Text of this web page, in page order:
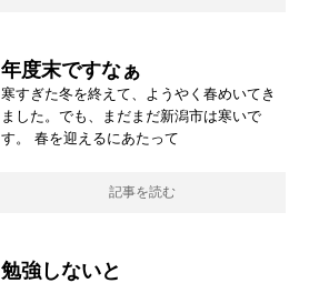
年度末ですなぁ
寒すぎた冬を終えて、ようやく春めいてき
ました。でも、まだまだ新潟市は寒いで
す。 春を迎えるにあたって
記事を読む
勉強しないと